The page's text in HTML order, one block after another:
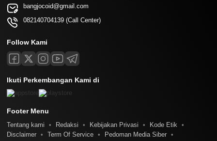
bangjocoid@gmail.com
082140704139 (Call Center)
Follow Kami
Ikuti Perkembangan Kami di
Footer Menu
Tentang kami Redaksi Kebijakan Privasi
Kode Etik
Disclaimer
Term Of Service
Pedoman Media Siber